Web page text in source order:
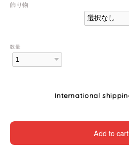
飾り物
数量
International
Add to cart